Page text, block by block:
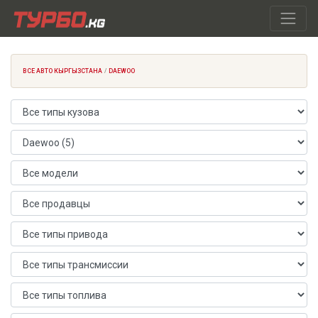
ВСЕ АВТО КЫРГЫЗСТАНА DAEWOO
Тип кузова
Марка автомобиля
Модель автомобиля
Продавец
Тип привода
Тип трансмиссии
Тип топлива